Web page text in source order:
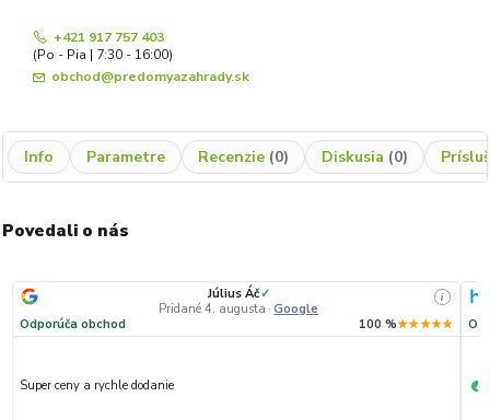
+421 917 757 403
(Po - Pia | 7:30 - 16:00)
obchod@predomyazahrady.sk
Info Parametre Recenzie 0 Diskusia 0
Povedali o nás
Július Áč✓
Pridané 4. augusta · Google
i
Odporúča obchod 100 %★★★★★
Super ceny a rychle dodanie +